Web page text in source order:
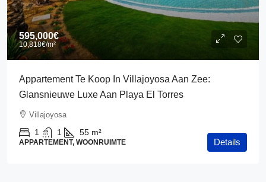
595,000€
10,818€/m²
Appartement Te Koop In Villajoyosa Aan Zee:
Glansnieuwe Luxe Aan Playa El Torres
Villajoyosa
1 1 55 m²
APPARTEMENT, WOONRUIMTE Details